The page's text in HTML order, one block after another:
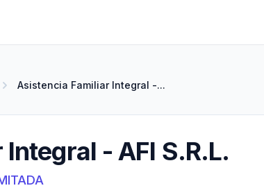
Asistencia Familiar Integral -...
- AFI S.R.L.